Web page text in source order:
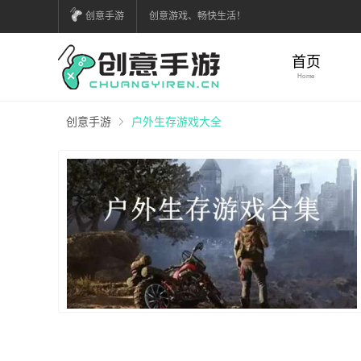
创意手游 创意游戏、畅快生活！
首页
Home
创意手游 户外生存游戏大全